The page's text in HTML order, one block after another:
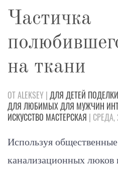
Частичка
на ткани
ОТ ALEKSEY | ДЛЯ ДЕТЕЙ ПОДЕЛКИ
ДЛЯ ЛЮБИМЫХДЛЯ МУЖЧИН
ИСКУССТВО МАСТЕРСКАЯ |
Используя
канализационных люков